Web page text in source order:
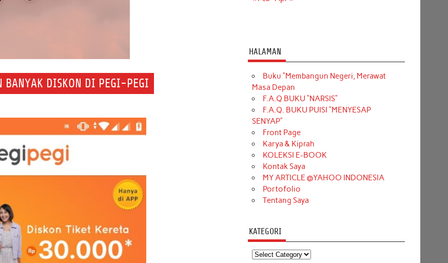
BANYAK DISKON DI PEGI-PEGI
HALAMAN
Buku “Membangun Negeri, Merawat
Masa Depan
F.A.Q BUKU “NARSIS”
F.A.Q. BUKU PUISI “MENYESAP
SENYAP”
Front Page
Karya & Kiprah
KOLEKSI E-BOOK
Kontak Saya
MY ARTICLE @YAHOO INDONESIA
Portofolio
Tentang Saya
KATEGORI
Kategori